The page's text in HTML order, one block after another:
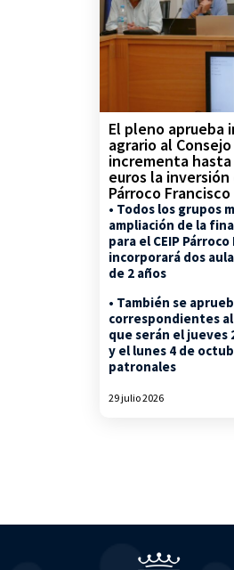
El pleno aprueba
agrario al
incrementa
euros la
Párroco Francisco
• Todos los grupos
ampliación de la
para el CEIP
incorporará dos
de 2 años
• También se
correspondientes
que serán el jueves
y el lunes 4 de
patronales
29 julio 2026